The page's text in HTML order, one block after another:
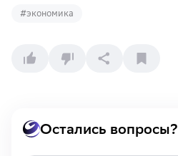
#экономика
Остались вопросы?